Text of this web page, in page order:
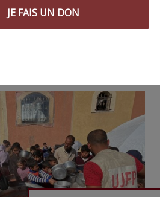
JE FAIS UN DON